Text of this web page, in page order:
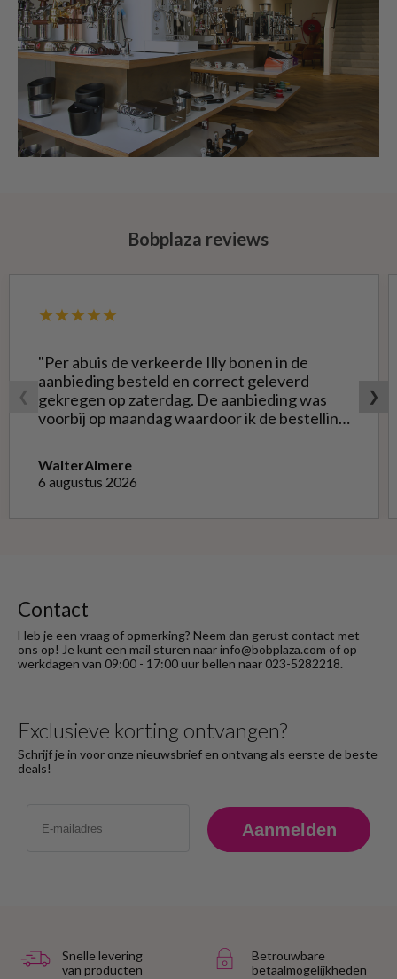
Bobplaza reviews
❮
★★★★★
"Per abuis de verkeerde Illy bonen in de
aanbieding besteld en correct geleverd
gekregen op zaterdag. De aanbieding was
voorbij op maandag waardoor ik de bestelling
worden voor de goede; dat kon misschien in
Haarlem bij de winkel. Op meerdere mails
WalterAlmere
6 augustus 2026
❯
Contact
Heb je een vraag of opmerking? Neem dan gerust contact met
ons op! Je kunt een mail sturen naar info@bobplaza.com of op
werkdagen van 09:00 - 17:00 uur bellen naar 023-5282218.
Exclusieve korting ontvangen?
Schrijf je in voor onze nieuwsbrief en ontvang als eerste de beste
deals!
Aanmelden
Snelle levering
van producten
Betrouwbare
betaalmogelijkheden